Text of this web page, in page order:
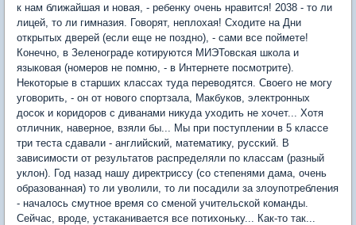
к нам ближайшая и новая, - ребенку очень нравится! 2038 - то ли
лицей, то ли гимназия. Говорят, неплохая! Сходите на Дни
открытых дверей (если еще не поздно), - сами все поймете!
Конечно, в Зеленограде котируются МИЭТовская школа и
языковая (номеров не помню, - в Интернете посмотрите).
Некоторые в старших классах туда переводятся. Своего не могу
уговорить, - он от нового спортзала, Макбуков, электронных
досок и коридоров с диванами никуда уходить не хочет... Хотя
отличник, наверное, взяли бы... Мы при поступлении в 5 классе
три теста сдавали - английский, математику, русский. В
зависимости от результатов распределяли по классам (разный
уклон). Год назад нашу директриссу (со степенями дама, очень
образованная) то ли уволили, то ли посадили за злоупотребления
- началось смутное время со сменой учительской команды.
Сейчас, вроде, устаканивается все потихоньку... Как-то так...